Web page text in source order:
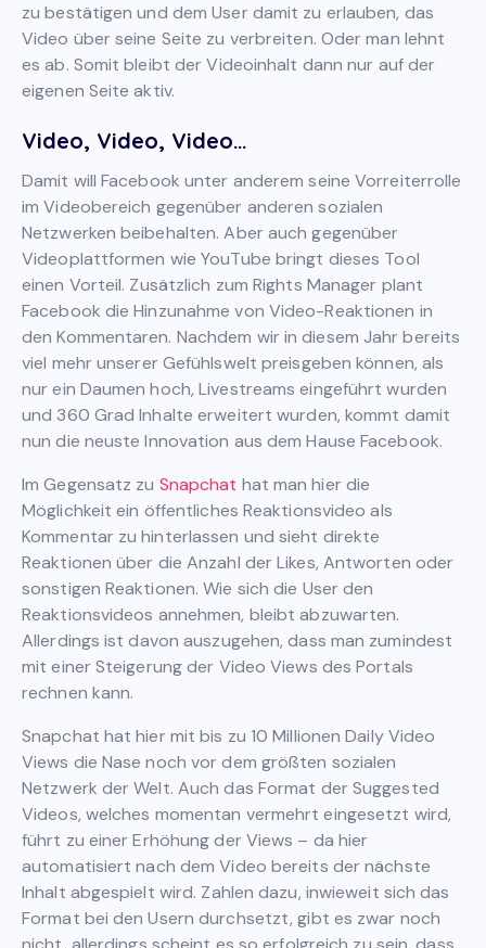
zu bestätigen und dem User damit zu erlauben, das
Video über seine Seite zu verbreiten. Oder man lehnt
es ab. Somit bleibt der Videoinhalt dann nur auf der
eigenen Seite aktiv.
Video, Video, Video…
Damit will Facebook unter anderem seine Vorreiterrolle
im Videobereich gegenüber anderen sozialen
Netzwerken beibehalten. Aber auch gegenüber
Videoplattformen wie YouTube bringt dieses Tool
einen Vorteil. Zusätzlich zum Rights Manager plant
Facebook die Hinzunahme von Video-Reaktionen in
den Kommentaren. Nachdem wir in diesem Jahr bereits
viel mehr unserer Gefühlswelt preisgeben können, als
nur ein Daumen hoch, Livestreams eingeführt wurden
und 360 Grad Inhalte erweitert wurden, kommt damit
nun die neuste Innovation aus dem Hause Facebook.
Im Gegensatz zu Snapchat hat man hier die
Möglichkeit ein öffentliches Reaktionsvideo als
Kommentar zu hinterlassen und sieht direkte
Reaktionen über die Anzahl der Likes, Antworten oder
sonstigen Reaktionen. Wie sich die User den
Reaktionsvideos annehmen, bleibt abzuwarten.
Allerdings ist davon auszugehen, dass man zumindest
mit einer Steigerung der Video Views des Portals
rechnen kann.
Snapchat hat hier mit bis zu 10 Millionen Daily Video
Views die Nase noch vor dem größten sozialen
Netzwerk der Welt. Auch das Format der Suggested
Videos, welches momentan vermehrt eingesetzt wird,
führt zu einer Erhöhung der Views – da hier
automatisiert nach dem Video bereits der nächste
Inhalt abgespielt wird. Zahlen dazu, inwieweit sich das
Format bei den Usern durchsetzt, gibt es zwar noch